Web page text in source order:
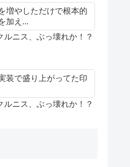
増やしただけで根本的
加え...
ルニス、ぶっ壊れか！？
装で盛り上がってた印
ルニス、ぶっ壊れか！？